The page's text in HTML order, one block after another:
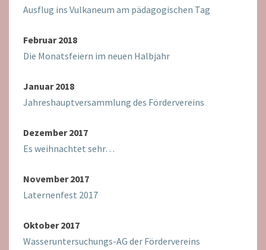
Ausflug ins Vulkaneum am pädagogischen Tag
Februar 2018
Die Monatsfeiern im neuen Halbjahr
Januar 2018
Jahreshauptversammlung des Fördervereins
Dezember 2017
Es weihnachtet sehr…
November 2017
Laternenfest 2017
Oktober 2017
Wasseruntersuchungs-AG der Fördervereins